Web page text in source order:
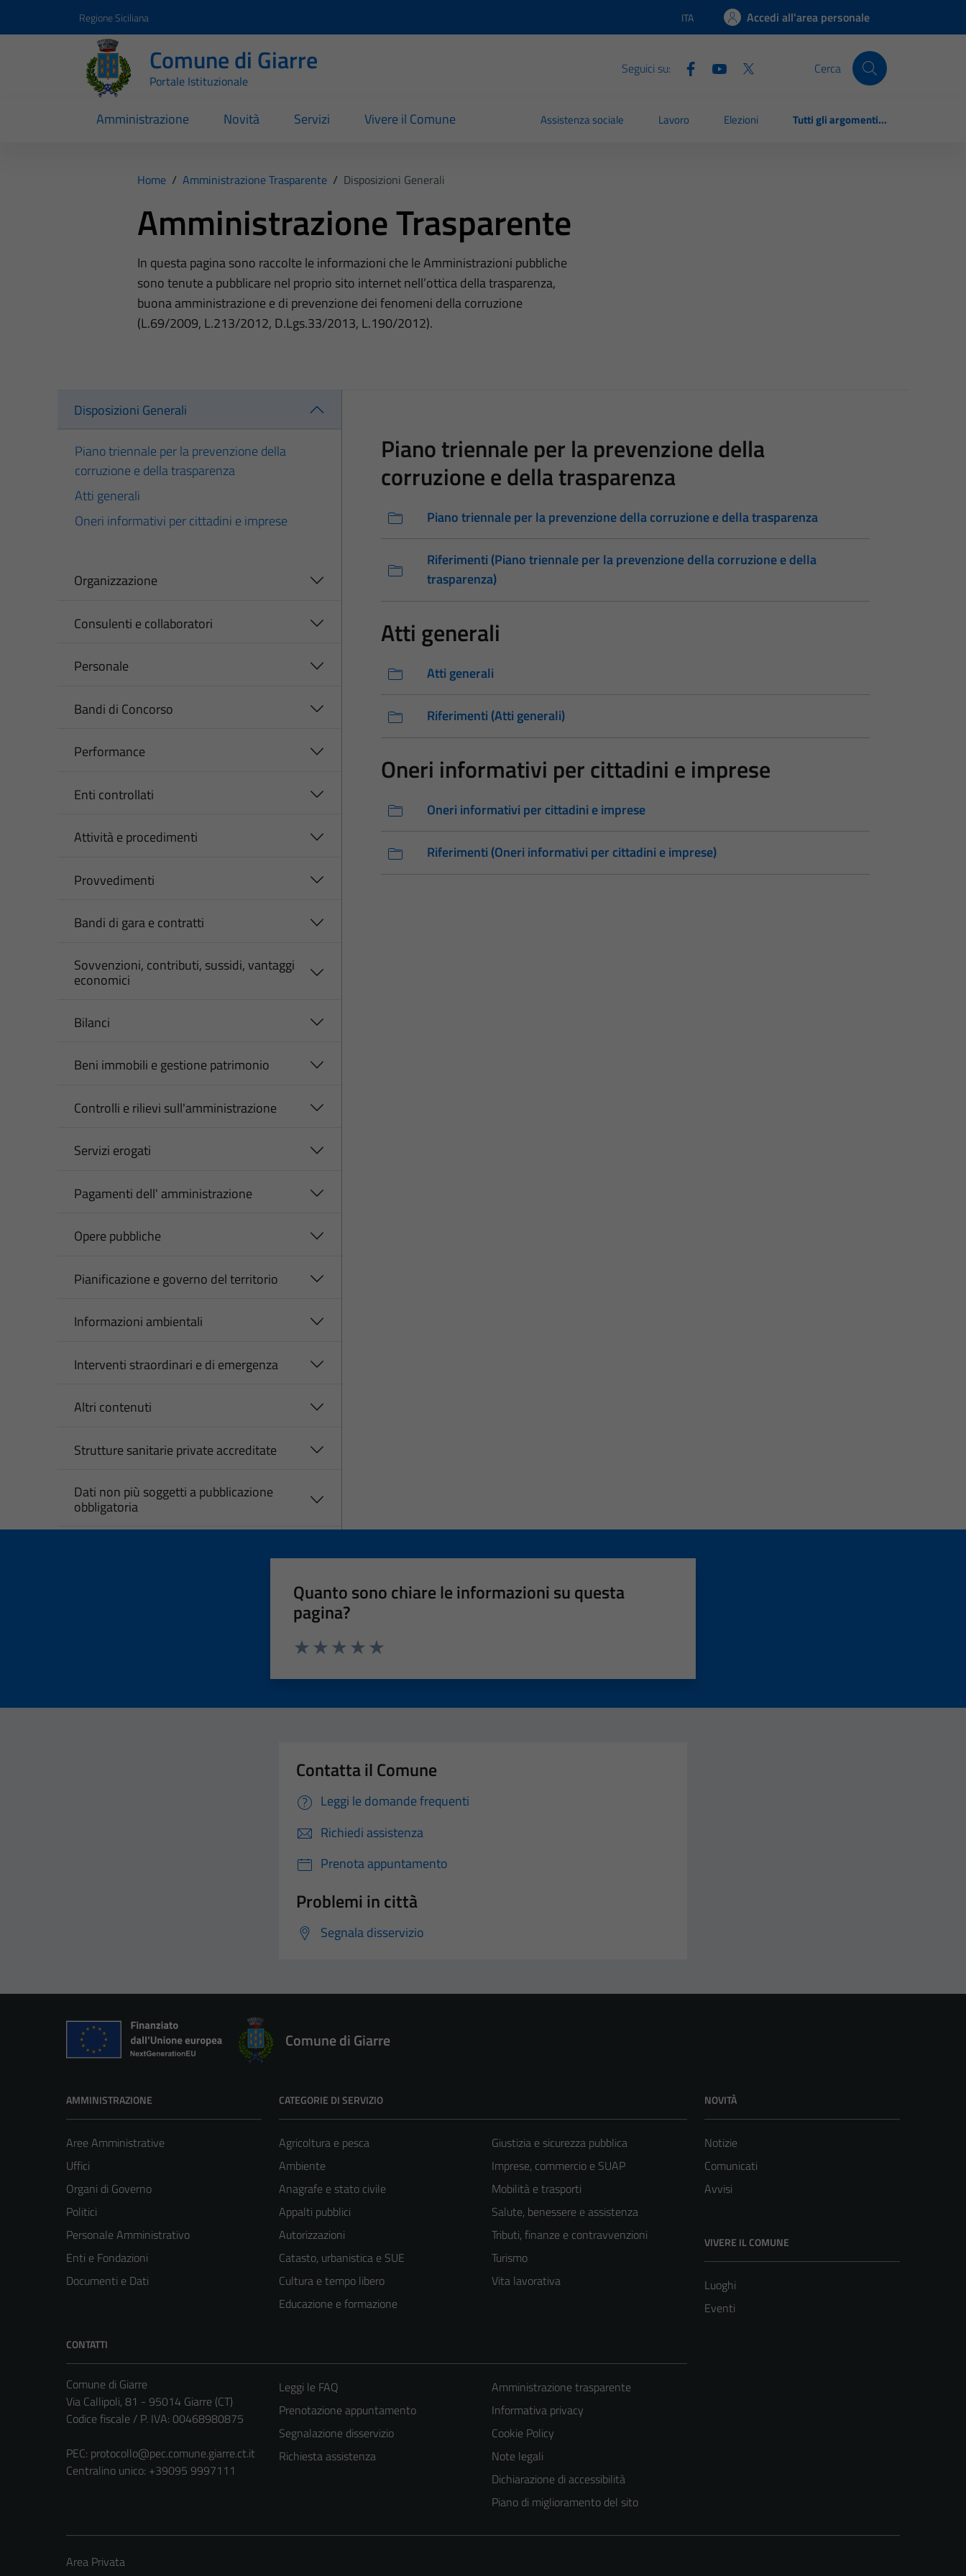
Regione Siciliana Lingua attiva:
ITA Accedi all'area personale
Comune di Giarre
Portale Istituzionale
Seguici su: Cerca
Amministrazione Novità Servizi Vivere il Comune Assistenza sociale Lavoro Elezioni Tutti gli argomenti...
Home / Amministrazione Trasparente / Disposizioni Generali
Amministrazione Trasparente
In questa pagina sono raccolte le informazioni che le Amministrazioni pubbliche
sono tenute a pubblicare nel proprio sito internet nell’ottica della trasparenza,
buona amministrazione e di prevenzione dei fenomeni della corruzione
(L.69/2009, L.213/2012, D.Lgs.33/2013, L.190/2012).
Disposizioni Generali
Piano triennale per la prevenzione della
corruzione e della trasparenza
Atti generali
Oneri informativi per cittadini e imprese
Organizzazione
Consulenti e collaboratori
Personale
Bandi di Concorso
Performance
Enti controllati
Attività e procedimenti
Provvedimenti
Bandi di gara e contratti
Sovvenzioni, contributi, sussidi, vantaggi
economici
Bilanci
Beni immobili e gestione patrimonio
Controlli e rilievi sull'amministrazione
Servizi erogati
Pagamenti dell' amministrazione
Opere pubbliche
Pianificazione e governo del territorio
Informazioni ambientali
Interventi straordinari e di emergenza
Altri contenuti
Strutture sanitarie private accreditate
Dati non più soggetti a pubblicazione
obbligatoria
Piano triennale per la prevenzione della
corruzione e della trasparenza
Piano triennale per la prevenzione della corruzione e della trasparenza
Riferimenti (Piano triennale per la prevenzione della corruzione e della
trasparenza)
Atti generali
Atti generali
Riferimenti (Atti generali)
Oneri informativi per cittadini e imprese
Oneri informativi per cittadini e imprese
Riferimenti (Oneri informativi per cittadini e imprese)
Quanto sono chiare le informazioni su questa
pagina?
Contatta il Comune
Leggi le domande frequenti
Richiedi assistenza
Prenota appuntamento
Problemi in città
Segnala disservizio
Comune di Giarre
AMMINISTRAZIONE
Aree Amministrative
Uffici
Organi di Governo
Politici
Personale Amministrativo
Enti e Fondazioni
Documenti e Dati
CATEGORIE DI SERVIZIO
Agricoltura e pesca
Ambiente
Anagrafe e stato civile
Appalti pubblici
Autorizzazioni
Catasto, urbanistica e SUE
Cultura e tempo libero
Educazione e formazione
Giustizia e sicurezza pubblica
Imprese, commercio e SUAP
Mobilità e trasporti
Salute, benessere e assistenza
Tributi, finanze e contravvenzioni
Turismo
Vita lavorativa
NOVITÀ
Notizie
Comunicati
Avvisi
VIVERE IL COMUNE
Luoghi
Eventi
CONTATTI
Comune di Giarre
Via Callipoli, 81 - 95014 Giarre (CT)
Codice fiscale / P. IVA: 00468980875
PEC: protocollo@pec.comune.giarre.ct.it
Centralino unico: +39095 9997111
Leggi le FAQ
Prenotazione appuntamento
Segnalazione disservizio
Richiesta assistenza
Amministrazione trasparente
Informativa privacy
Cookie Policy
Note legali
Dichiarazione di accessibilità
Piano di miglioramento del sito
Area Privata
Tecnici
Questi cookie
sono necessari
funzionamento
del sito e non